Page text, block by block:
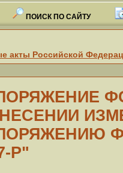
ПОИСК ПО САЙТУ
акты Российской
Р"